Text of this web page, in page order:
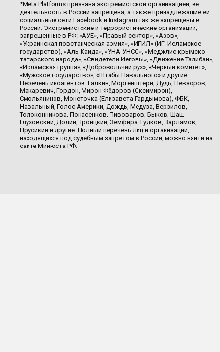
*Meta Platforms признана экстремистской организацией, её
деятельность в России запрещена, а также принадлежащие ей
социальные сети Facebook и Instagram так же запрещены в
России. Экстремистские и террористические организации,
запрещенные в РФ: «АУЕ», «Правый сектор», «Азов»,
«Украинская повстанческая армия», «ИГИЛ» (ИГ, Исламское
государство), «Аль-Каида», «УНА-УНСО», «Меджлис крымско-
татарского народа», «Свидетели Иеговы», «Движение Талибан»,
«Исламская группа», «Добровольчий рух», «Чёрный комитет»,
«Мужское государство», «Штабы Навального» и другие.
Перечень иноагентов: Галкин, Моргенштерн, Дудь, Невзоров,
Макаревич, Гордон, Мирон Фёдоров (Оксимирон),
Смольянинов, Монеточка (Елизавета Гардымова), ФБК,
Навальный, Голос Америки, Дождь, Медуза, Верзилов,
Толоконникова, Понасенков, Пивоваров, Быков, Шац,
Глуховский, Долин, Троицкий, Земфира, Гудков, Варламов,
Прусикин и другие. Полный перечень лиц и организаций,
находящихся под судебным запретом в России, можно найти на
сайте Минюста РФ.